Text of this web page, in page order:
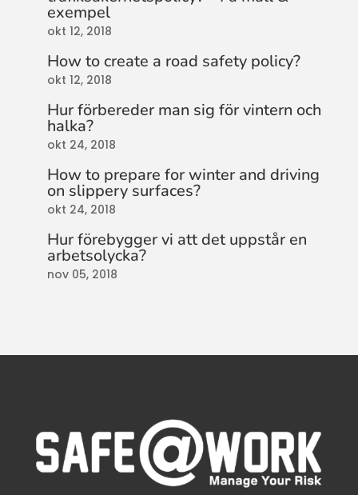
exempel
okt 12, 2018
How to create a road safety policy?
okt 12, 2018
Hur förbereder man sig för vintern och
halka?
okt 24, 2018
How to prepare for winter and driving
on slippery surfaces?
okt 24, 2018
Hur förebygger vi att det uppstår en
arbetsolycka?
nov 05, 2018